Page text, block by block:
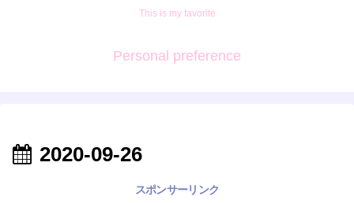
This is my favorite
Personal preference
2020-09-26
スポンサーリンク